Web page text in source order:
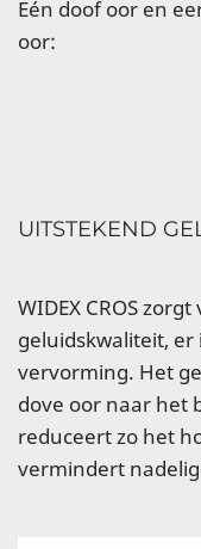
Eén doof oor en
oor:
UITSTEKEND
WIDEX CROS
geluidskwaliteit, er
vervorming. Het
dove oor naar het
reduceert zo het
vermindert